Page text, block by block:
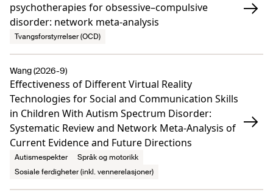
psychotherapies for obsessive–compulsive
disorder: network meta-analysis
Tvangsforstyrrelser (OCD)
Effectiveness of Different Virtual Reality
Technologies for Social and Communication Skills
in Children With Autism Spectrum Disorder:
Systematic Review and Network Meta-Analysis of
Current Evidence and Future Directions
Wang (2026-9)
Autismespekter
Språk og motorikk
Sosiale ferdigheter (inkl. vennerelasjoner)